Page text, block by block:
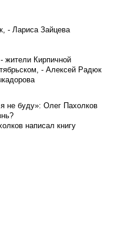
- Лариса Зайцева
жители Кирпичной
- Алексей Радюк
не буду»: Олег Пахолков
написал книгу